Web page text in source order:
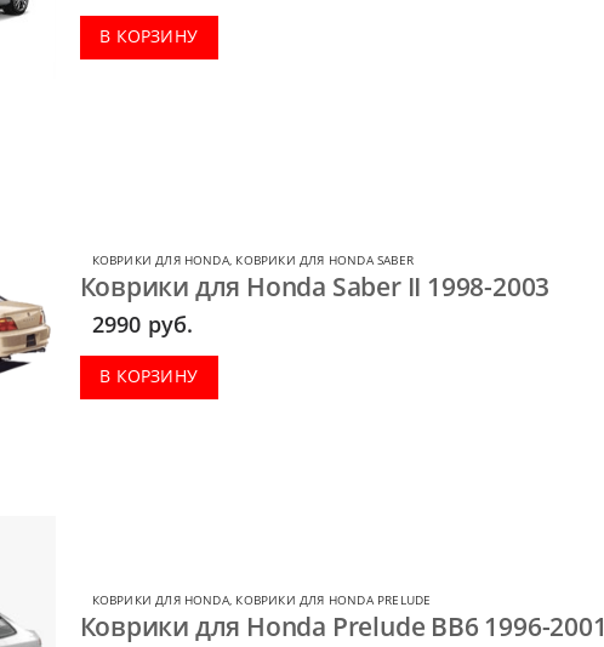
В КОРЗИНУ
КОВРИКИ ДЛЯ HONDA, КОВРИКИ ДЛЯ HONDA SABER
Коврики для Honda Saber II 1998-2003
2990 руб.
В КОРЗИНУ
КОВРИКИ ДЛЯ HONDA, КОВРИКИ ДЛЯ HONDA PRELUDE
Коврики для Honda Prelude BB6 1996-2001